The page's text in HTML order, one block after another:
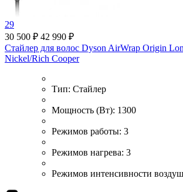
29
30 500 ₽ 42 990 ₽
Стайлер для волос Dyson AirWrap Origin
Nickel/Rich Cooper
Тип: Стайлер
Мощность (Вт): 1300
Режимов работы: 3
Режимов нагрева: 3
Режимов интенсивности